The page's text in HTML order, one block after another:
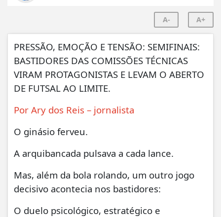
A- A+
PRESSÃO, EMOÇÃO E TENSÃO: SEMIFINAIS:
BASTIDORES DAS COMISSÕES TÉCNICAS
VIRAM PROTAGONISTAS E LEVAM O ABERTO
DE FUTSAL AO LIMITE.
Por Ary dos Reis – jornalista
O ginásio ferveu.
A arquibancada pulsava a cada lance.
Mas, além da bola rolando, um outro jogo
decisivo acontecia nos bastidores:
O duelo psicológico, estratégico e